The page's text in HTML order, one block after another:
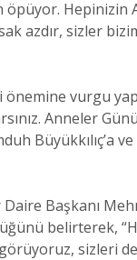
Hepinizin
sizler bizim
vurgu
Anneler
Büyükkılıç’a
Başkanı
belirterek,
sizleri